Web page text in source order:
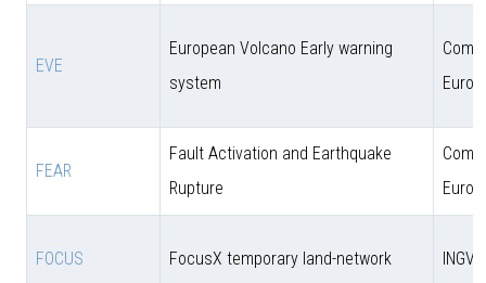
EVE
European Volcano Early warning
system
FEAR
Fault Activation and Earthquake
Rupture
FOCUS FocusX temporary land-network INGV